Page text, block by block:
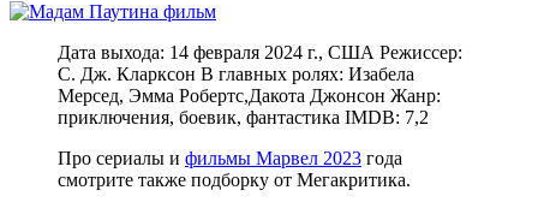
Дата выхода: 14 февраля 2024 г., США Режиссер:
С. Дж. Кларксон В главных ролях: Изабела
Мерсед, Эмма Робертс,Дакота Джонсон Жанр:
приключения, боевик, фантастика IMDB: 7,2
Про сериалы и фильмы Марвел 2023 года
смотрите также подборку от Мегакритика.